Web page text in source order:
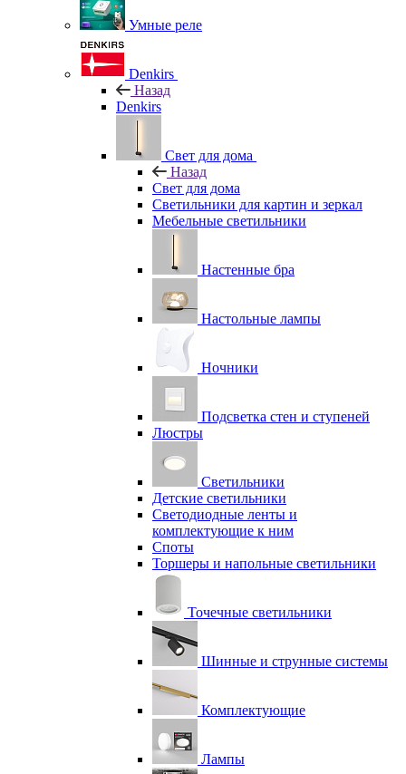
Умные реле
Denkirs
Назад
Denkirs
Свет для дома
Назад
Свет для дома
Светильники для картин и зеркал
Мебельные светильники
Настенные бра
Настольные лампы
Ночники
Подсветка стен и ступеней
Люстры
Светильники
Детские светильники
Светодиодные ленты и
комплектующие к ним
Споты
Торшеры и напольные светильники
Точечные светильники
Шинные и струнные системы
Комплектующие
Лампы